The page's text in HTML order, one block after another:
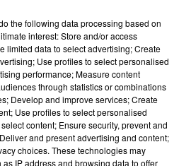
!
Vacances - Gagnez
séjour en famille au cœur
the following data processing based on
interest: Store and/or access
limited data to select advertising; Create
Use profiles to select personalised
performance; Measure content
through statistics or combinations
Develop and improve services; Create
Use profiles to select personalised
content; Ensure security, prevent and
and present advertising and content;
choices. These technologies may
IP address and browsing data to offer